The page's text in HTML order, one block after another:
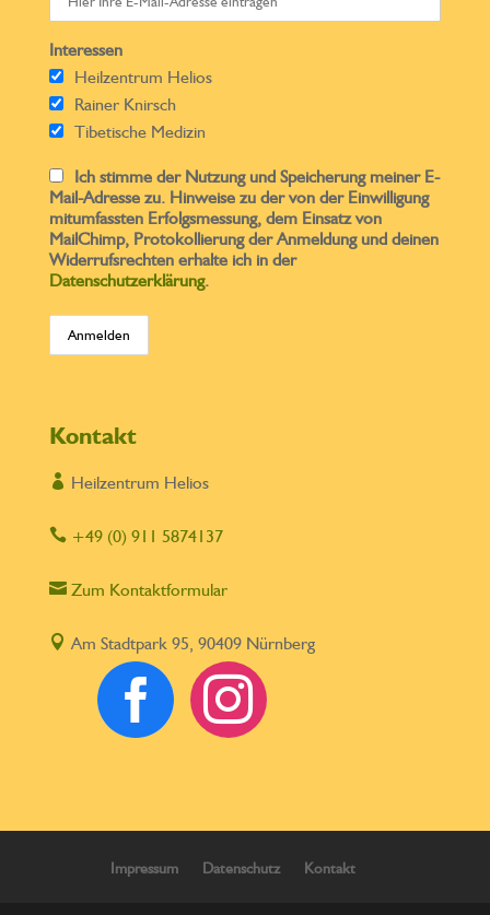
Interessen
Heilzentrum Helios
Rainer Knirsch
Tibetische Medizin
Ich stimme der Nutzung und Speicherung meiner E-
Mail-Adresse zu. Hinweise zu der von der Einwilligung
mitumfassten Erfolgsmessung, dem Einsatz von
MailChimp, Protokollierung der Anmeldung und deinen
Widerrufsrechten erhalte ich in der
Datenschutzerklärung.
Kontakt
 Heilzentrum Helios
+49 (0) 911 5874137
Zum Kontaktformular
 Am Stadtpark 95, 90409 Nürnberg
 
Impressum Datenschutz Kontakt